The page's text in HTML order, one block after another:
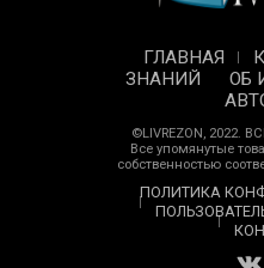
ГЛАВНАЯ
ЗНАНИЙ
ОБ
©LIVREZON, 2022.
Все упомянутые
собственностью
ПОЛИТИКА